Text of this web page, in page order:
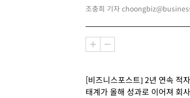
조충희 기자
[비즈니스포스트] 2년 연속 적
태계가 올해 성과로 이어져 회